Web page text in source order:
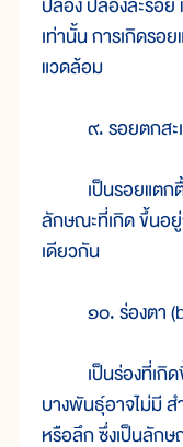
เท่านั้น การเกิดร
แวดล้อม
๙. รอยตกสะเ
เป็นรอยแตกตื้น
ลักษณะที่เกิด ขึ้นอ
เดียวกัน
๑๐. ร่องตา
เป็นร่องที่เกิดขึ้
บางพันธุ์อาจไม่มี
หรือลึก ซึ่งเป็นลัก